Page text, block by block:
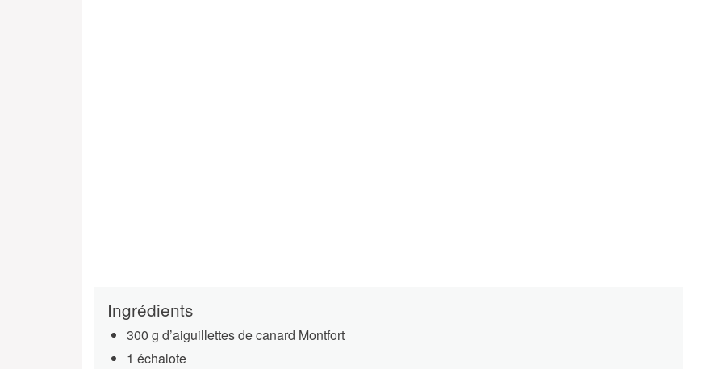
Ingrédients
300 g d’aiguillettes de canard Montfort
1 échalote